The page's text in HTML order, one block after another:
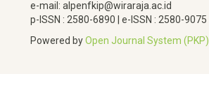
e-mail: alpenfkip@wiraraja.ac.id
p-ISSN : 2580-6890 | e-ISSN : 2580-9075
Powered byOpen Journal System (PKP)